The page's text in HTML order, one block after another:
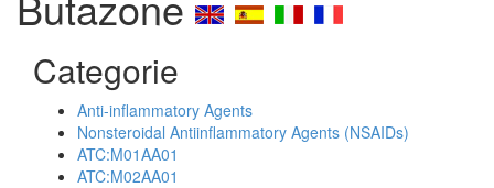
Categorie
Anti-inflammatory Agents
Nonsteroidal Antiinflammatory Agents (NSAIDs)
ATC:M01AA01
ATC:M02AA01